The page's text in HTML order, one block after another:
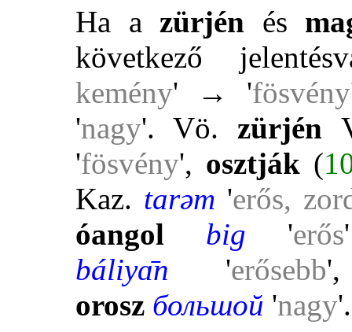
Ha a zürjén és
következő
kemény' → 'fösvény
'nagy'. Vö. zürjén
'fösvény', osztják (
Kaz. tarəm 'erős,
óangol
big 'erős'
báliyɑ̄n 'erősebb
orosz большоŭ 'nagy'.